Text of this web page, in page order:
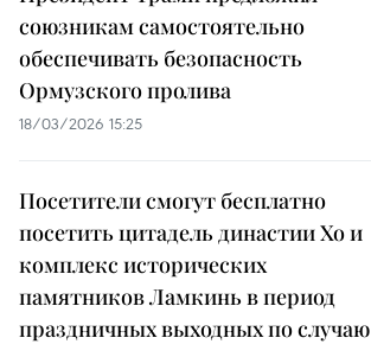
союзникам самостоятельно
обеспечивать безопасность
Ормузского пролива
18/03/2026 15:25
Посетители смогут бесплатно
посетить цитадель династии Хо и
комплекс исторических
памятников Ламкинь в период
праздничных выходных по случаю